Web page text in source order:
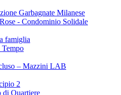
Garbagnate Milanese
- Condominio Solidale
famiglia
Tempo
– Mazzini LAB
2
di Quartiere